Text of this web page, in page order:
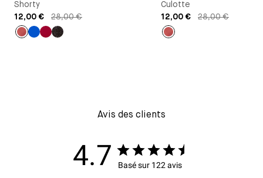
Shorty
12,00 €
28,00 €
Culotte
12,00 €
28,00 €
Avis des clients
4.7 Basé sur 122 avis